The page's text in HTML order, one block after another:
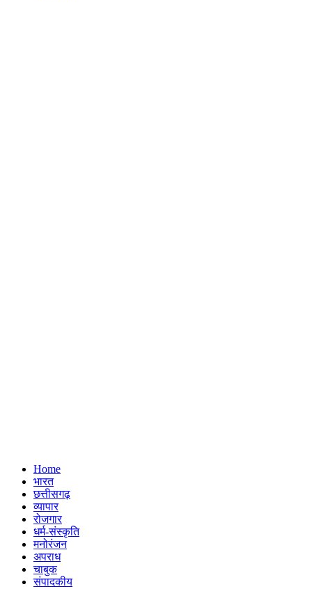
Home
भारत
छत्तीसगढ़
व्यापार
रोजगार
धर्म-संस्कृति
मनोरंजन
अपराध
चाबुक
संपादकीय